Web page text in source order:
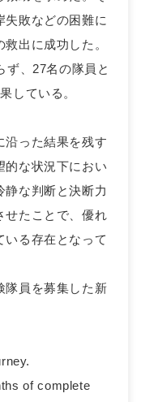
失敗などの困難に
出に成功した。
ず、27名の隊員と
している。
沿った結果を残す
的な状況下におい
静な判断と決断力
せたことで、優れ
いる存在となって
隊員を募集した新
of complete